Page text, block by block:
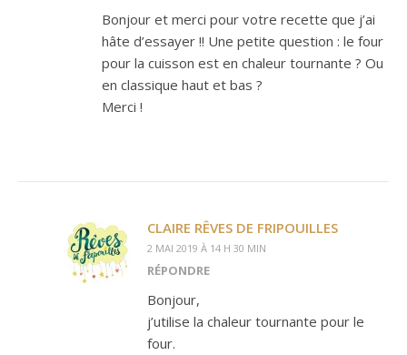
Bonjour et merci pour votre recette que j’ai
hâte d’essayer !! Une petite question : le four
pour la cuisson est en chaleur tournante ? Ou
en classique haut et bas ?
Merci !
CLAIRE RÊVES DE FRIPOUILLES
2 MAI 2019 À 14 H 30 MIN
RÉPONDRE
Bonjour,
j’utilise la chaleur tournante pour le
four.